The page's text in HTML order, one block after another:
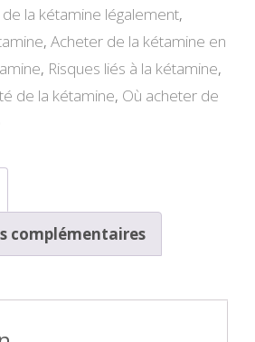
la kétamine légalement,
, Acheter de la kétamine en
, Risques liés à la kétamine,
de la kétamine, Où acheter de
complémentaires